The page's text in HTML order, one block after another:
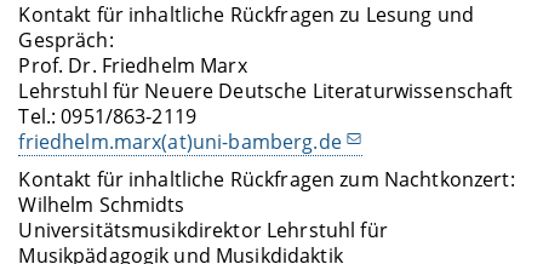
Kontakt für inhaltliche Rückfragen zu Lesung und
Gespräch:
Prof. Dr. Friedhelm Marx
Lehrstuhl für Neuere Deutsche Literaturwissenschaft
Tel.: 0951/863-2119
friedhelm.marx(at)uni-bamberg.de
Kontakt für inhaltliche Rückfragen zum Nachtkonzert:
Wilhelm Schmidts
Universitätsmusikdirektor Lehrstuhl für
Musikpädagogik und Musikdidaktik